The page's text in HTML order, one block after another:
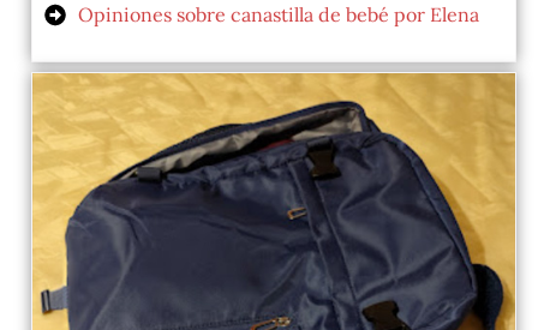
Opiniones sobre canastilla de bebé por Elena